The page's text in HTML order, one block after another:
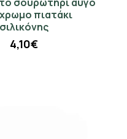
πιατάκι
σιλικόνης
4,10€